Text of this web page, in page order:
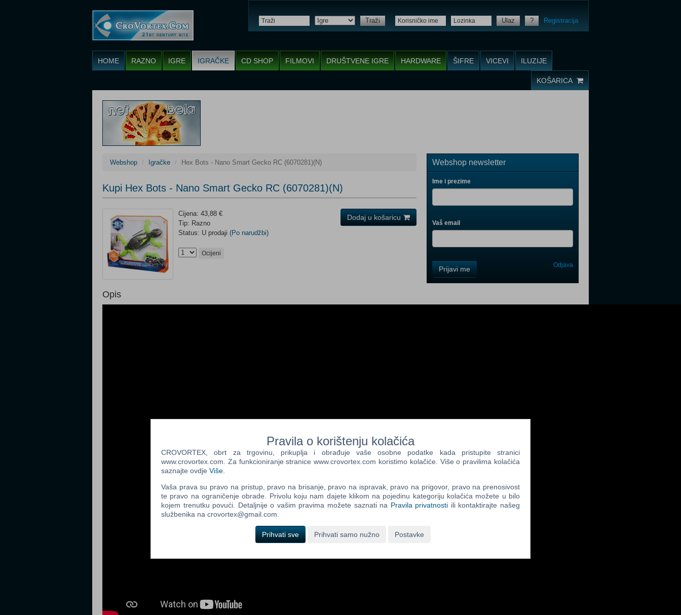
Traži Ulaz ? Registracija
HOME RAZNO IGRE IGRAČKE CD SHOP FILMOVI DRUŠTVENE IGRE HARDWARE ŠIFRE VICEVI ILUZIJE
KOŠARICA
Webshop Igračke Hex Bots - Nano Smart Gecko RC (6070281)(N)
Kupi Hex Bots - Nano Smart Gecko RC (6070281)(N)
Cijena: 43,88 €
Tip: Razno
Status: U prodaji (Po narudžbi)
Ocijeni
Opis
Dodaj u košaricu
Webshop newsletter
Ime i prezime
Vaš email
Field
One
Three
Prijavi me Odjava
Pravila o korištenju kolačića
CROVORTEX, obrt za trgovinu, prikuplja i obrađuje vaše osobne podatke kada pristupite stranici
www.crovortex.com. Za funkcioniranje stranice www.crovortex.com koristimo kolačiće. Više o pravilima kolačića
saznajte ovdje Više
Vaša prava su pravo na pristup, pravo na brisanje, pravo na ispravak, pravo na prigovor, pravo na prenosivost
te pravo na ograničenje obrade. Privolu koju nam dajete klikom na pojedinu kategoriju kolačića možete u bilo
kojem trenutku povući. Detaljnije o vašim pravima možete saznati na Pravila privatnosti ili kontaktirajte našeg
službenika na crovortex@gmail.com.
Prihvati sve Prihvati samo nužno Postavke